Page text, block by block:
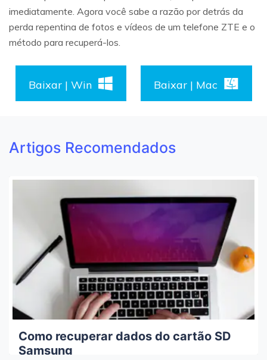
imediatamente. Agora você sabe a razão por detrás da
perda repentina de fotos e vídeos de um telefone ZTE e o
método para recuperá-los.
Baixar | Win Baixar | Mac
Artigos Recomendados
Como recuperar dados do cartão SD
Samsung